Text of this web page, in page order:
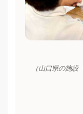
（山口県の施